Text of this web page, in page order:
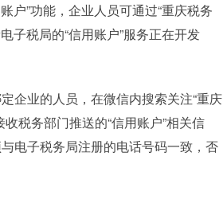
户”功能，企业人员可通过“重庆税务
子税局的“信用账户”服务正在开发
企业的人员，在微信内搜索关注“重庆
税务部门推送的“信用账户”相关信
电子税务局注册的电话号码一致，否